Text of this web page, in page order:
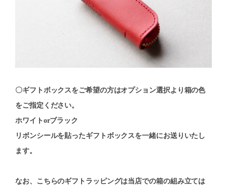
〇ギフトボックスをご希望の方はオプション選択より箱の色
をご指定ください。
ホワイトorブラック
リボンシールを貼ったギフトボックスを一緒にお送りいたし
ます。
なお、こちらのギフトラッピングは当店での箱の組み立ては